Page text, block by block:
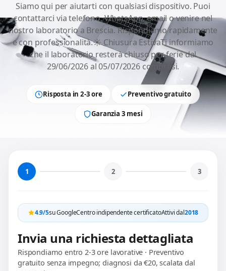
Siamo qui per aiutarti con qualsiasi dispositivo. Puoi
contattarci via telefono, WhatsApp, email o venire nel
nostro laboratorio a Brescia. Rispondiamo rapidamente
e con professionalità.☀️ Chiusura EstivaTi informiamo
che il laboratorio resterà chiuso per ferie dal
29/06/2026 al 05/07/2026 compresi.
Risposta in 2-3 ore Preventivo gratuito
Garanzia 3 mesi
1 2 3
4.9/5su GoogleCentro indipendente certificatoAttivi dal2018
Invia una richiesta dettagliata
Rispondiamo entro 2-3 ore lavorative · Preventivo
gratuito senza impegno; diagnosi da €20, scalata dal